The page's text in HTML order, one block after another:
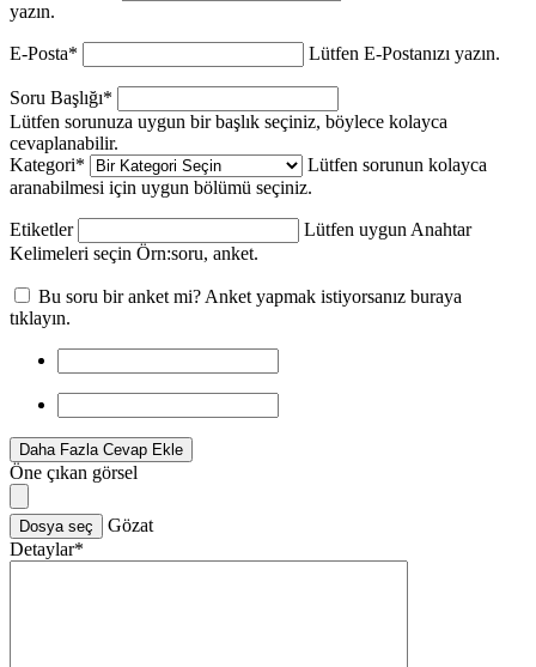
yazın.
E-Posta* Lütfen E-Postanızı yazın.
Soru Başlığı*
Lütfen sorunuza uygun bir başlık seçiniz, böylece kolayca
cevaplanabilir.
Kategori*
Lütfen sorunun kolayca
aranabilmesi için uygun bölümü seçiniz.
Etiketler
Lütfen uygun Anahtar
Kelimeleri seçin Örn:soru, anket.
Bu soru bir anket mi? Anket yapmak istiyorsanız buraya
tıklayın.
Daha Fazla Cevap Ekle
Öne çıkan görsel
Dosya seç
Gözat
Detaylar*